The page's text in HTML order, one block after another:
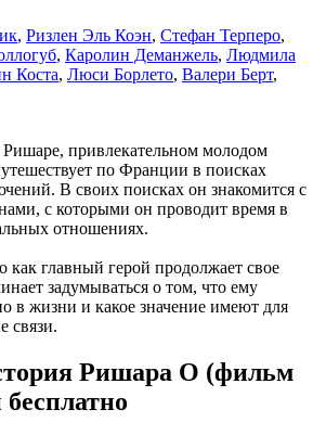
, Ризлен Эль Коэн, Стефан Терперо,
, Каролин Деманжель, Людмила
Коста, Люси Борлето, Валери Берт,
привлекательном молодом
по Франции в поисках
В своих поисках он знакомится с
с которыми он проводит время в
отношениях.
как главный герой продолжает свое
задумываться о том, что ему
в жизни и какое значение имеют для
связи.
Ришара О (фильм